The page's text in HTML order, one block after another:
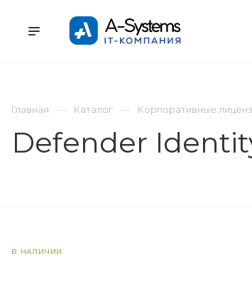
Главная
Каталог Корпоративные
Defender
В НАЛИЧИИ